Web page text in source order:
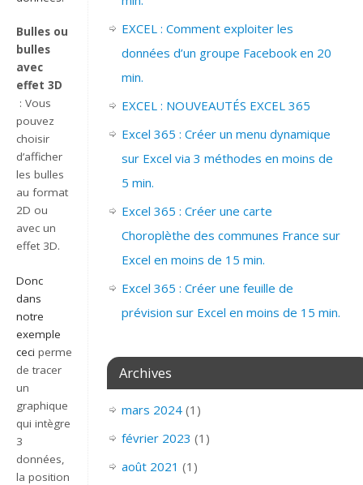
Bulles ou
bulles
avec
effet 3D
: Vous
pouvez
choisir
d’afficher
les bulles
au format
2D ou
avec un
effet 3D.
Donc
dans
notre
exemple
ceci permet
de tracer
un
graphique
qui intègre
3
données,
la position
EXCEL : Comment exploiter les
données d’un groupe Facebook en 20
min.
EXCEL : NOUVEAUTÉS EXCEL 365
Excel 365 : Créer un menu dynamique
sur Excel via 3 méthodes en moins de
5 min.
Excel 365 : Créer une carte
Choroplèthe des communes France sur
Excel en moins de 15 min.
Excel 365 : Créer une feuille de
prévision sur Excel en moins de 15 min.
Archives
mars 2024(1)
février 2023 (1)
août 2021 (1)